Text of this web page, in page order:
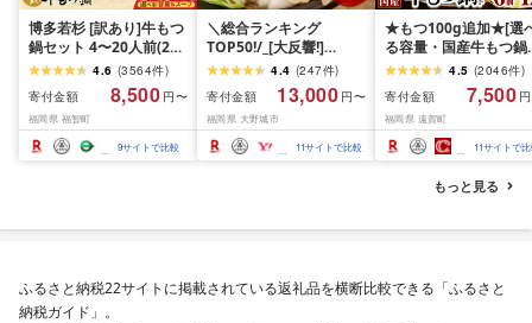
博多若杉 [訳あり]牛もつ
鍋セット 4〜20人前(2人
前×2〜10セット) ( ふる
さと納税 もつ鍋 人気 ラ
ンキング 本場 国産牛 小
分け 冷凍 鍋 鍋セット ホ
ルモン 送料無料 最短発
送 福岡県 )
4.6 (3564件)
寄付金額
8,500 円〜
福岡県 福智町
9サイトで比較
＼総合ランキング
TOP50!/_[大反響!]
[1000g]博多本場もつ鍋
醤油味「2人前×5回分」_
鍋 もつ モツ モツ鍋 鍋セ
ット しょうゆ 醤油 福岡
福岡県 大野城市 人気 [配
送不可地域:離島]
4.4 (247件)
寄付金額
13,000 円〜
福岡県 大野城市
11サイトで比較
★もつ100g追加★[選
る容量・国産牛もつ鍋
ット] 国産牛もつ鍋 6人
前 / 8人前 / 10人前 /
人前 国産牛もつ鍋(醤
味 / みそ味 / 醤油味&
そ味) / 水炊きセット
つ鍋 モツ鍋 水炊き 鍋
理 お鍋 牛もつ 牛小腸
ルモン ちゃんぽん麺
4.5 (2046件)
寄付金額
7,500
福岡県 遠賀町
11サイトで
もっと見る
ふるさと納税22サイトに掲載されている返礼品を横断比較できる「ふるさと
納税ガイド」。